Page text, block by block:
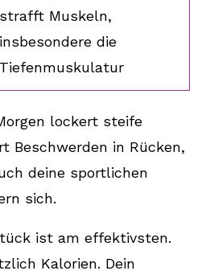
strafft Muskeln,
insbesondere die
Tiefenmuskulatur
lockert steife
Beschwerden in Rücken,
deine sportlichen
sich.
ist am effektivsten.
Kalorien. Dein